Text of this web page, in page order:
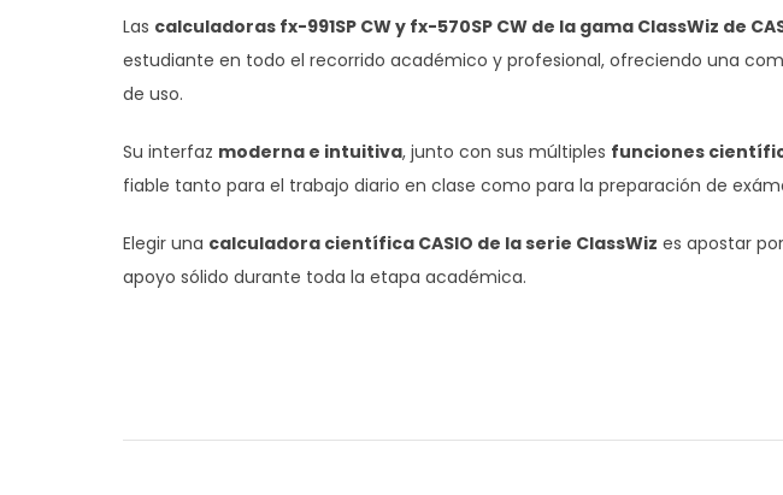
Las calculadoras fx-991SP CW y fx-570SP CW de la gama ClassWiz de
estudiante en todo el recorrido académico y profesional, ofreciendo una
de uso.
Su interfaz moderna e intuitiva, junto con sus múltiples funciones
fiable tanto para el trabajo diario en clase como para la preparación de
Elegir una calculadora científica CASIO de la serie ClassWiz es apostar
apoyo sólido durante toda la etapa académica.